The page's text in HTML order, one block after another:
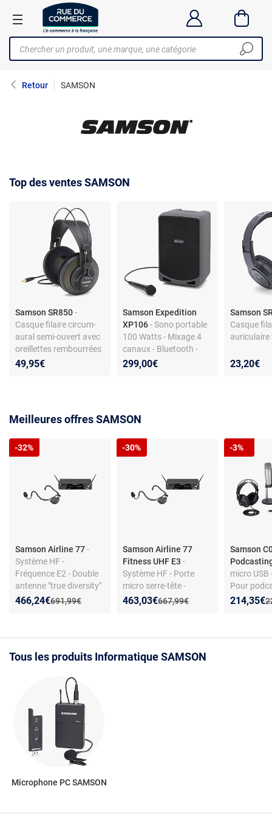
Retour SAMSON
Top des ventes SAMSON
Samson SR850-
Casque filaire circum-
aural semi-ouvert avec
oreillettes rembourrées
(Jack 3.5/6.35 mm)
49,95€
Samson Expedition
XP106- Sono portable
100 Watts - Mixage 4
canaux - Bluetooth -
Autonomie 20h -
299,00€
Samson
Casque
auriculaire
23,20€
Meilleures offres SAMSON
Samson Airline 77-
Système HF -
Fréquence E2 - Double
antenne "true diversity"
- Pour exercices
Ancien prix :
691,99€
Nouveau prix :
466,24€
Réduction de :
-32%
Samson Airline 77
Fitness UHF E3 -
Système HF - Porte
micro serre-tête -
Fréquence 864.500
Ancien prix :
667,99€
Nouveau prix :
463,03€
Réduction de :
-30%
Samson
micro USB
Pour
Nouveau
214,35€
-3%
Tous les produits Informatique SAMSON
Microphone PC SAMSON